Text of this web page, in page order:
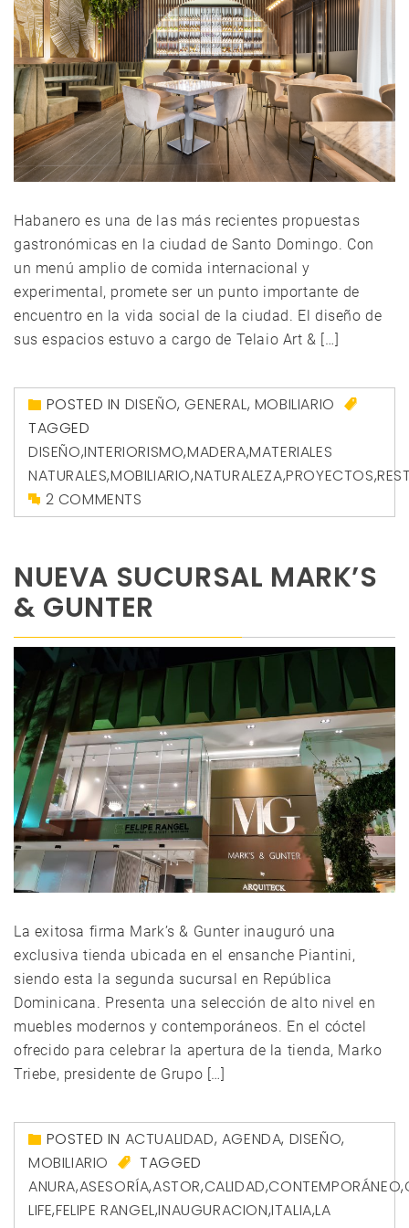
Habanero es una de las más recientes propuestas
gastronómicas en la ciudad de Santo Domingo. Con
un menú amplio de comida internacional y
experimental, promete ser un punto importante de
encuentro en la vida social de la ciudad. El diseño de
sus espacios estuvo a cargo de Telaio Art & […]
POSTED IN DISEÑO,GENERAL, MOBILIARIO
TAGGED
DISEÑO,INTERIORISMO,MADERA,MATERIALES
NATURALES,MOBILIARIO,NATURALEZA,PROYECTOS,
2 COMMENTS
NUEVA SUCURSAL MARK’S
& GUNTER
La exitosa firma Mark’s & Gunter inauguró una
exclusiva tienda ubicada en el ensanche Piantini,
siendo esta la segunda sucursal en República
Dominicana. Presenta una selección de alto nivel en
muebles modernos y contemporáneos. En el cóctel
ofrecido para celebrar la apertura de la tienda, Marko
Triebe, presidente de Grupo […]
POSTED IN ACTUALIDAD, AGENDA, DISEÑO,
MOBILIARIO
TAGGED
ANURA,ASESORÍA,ASTOR,CALIDAD,CONTEMPORÁNEO,
LIFE,FELIPE RANGEL,INAUGURACION,ITALIA,LA